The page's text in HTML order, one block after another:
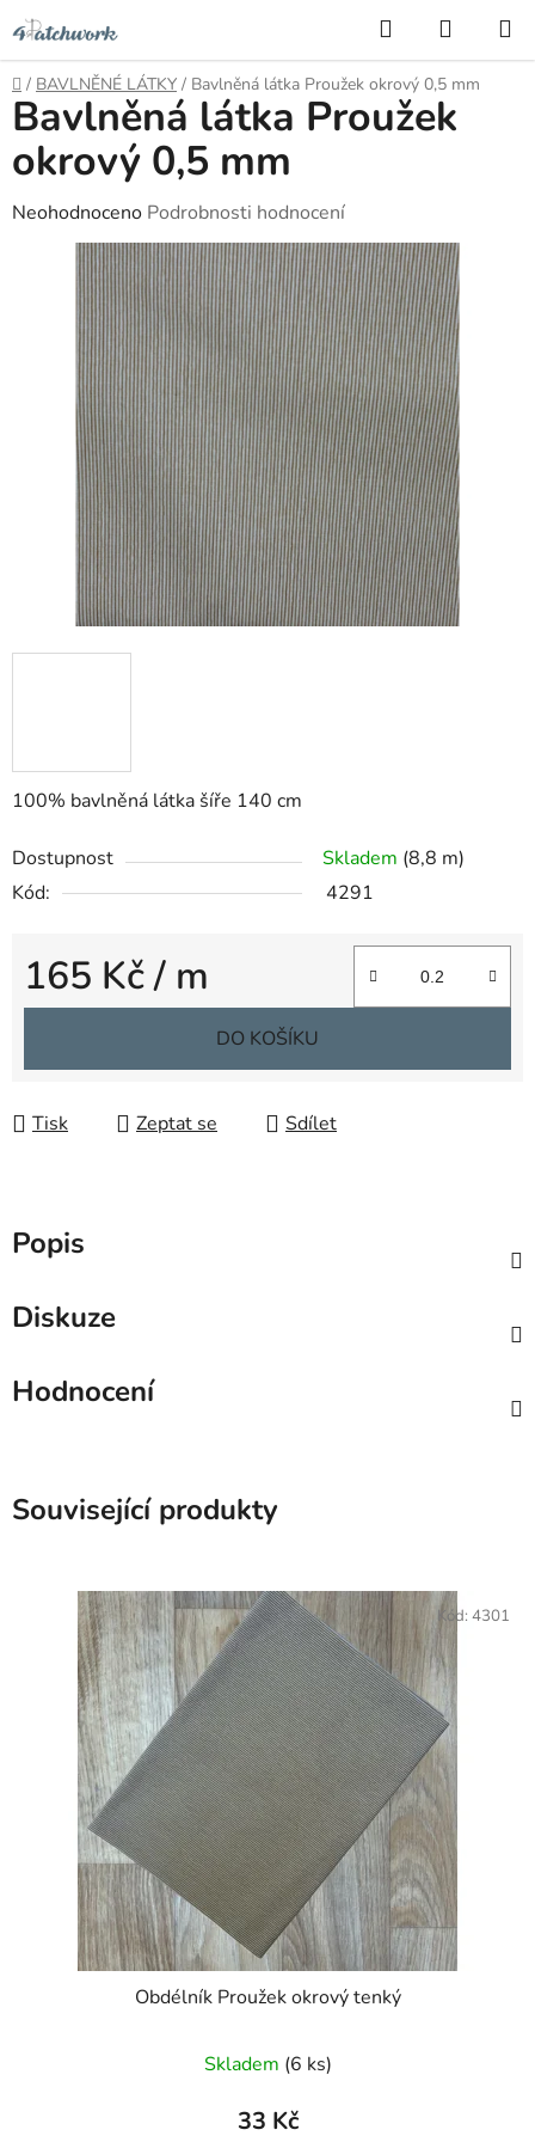
Přejít
na
obsah
Hledat
KOŠÍK
Domů
/ BAVLNĚNÉ LÁTKY / Bavlněná látka Proužek okrový 0,5 mm
100% bavlněná látka šíře 140 cm
Dostupnost Skladem (8,8 m)
Kód:
4291
165 Kč/ m
Měrná cena:
DO KOŠÍKU
Tisk Zeptat se Sdílet
Bavlněná látka Proužek
okrový 0,5 mm
Průměrné
hodnocení
hvězdiček.
Neohodnoceno Podrobnosti hodnocení
Popis
Diskuze
Hodnocení
Související produkty
Obdélník Proužek okrový tenký
Skladem (6 ks)
33 Kč
Kód: 4301